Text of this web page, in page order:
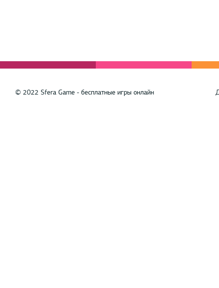
© 2022 Sfera Game - бесплатные игры онлайн